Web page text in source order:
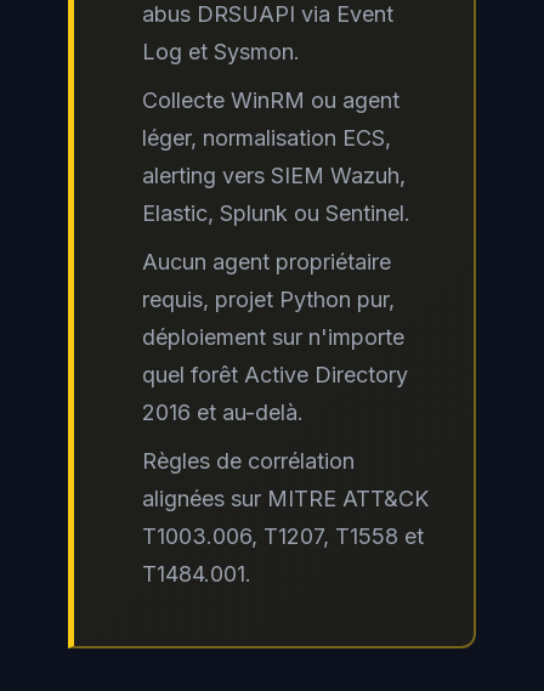
abus DRSUAPI via Event
Log et Sysmon.
Collecte WinRM ou agent
léger, normalisation ECS,
alerting vers SIEM Wazuh,
Elastic, Splunk ou Sentinel.
Aucun agent propriétaire
requis, projet Python pur,
déploiement sur n'importe
quel forêt Active Directory
2016 et au-delà.
Règles de corrélation
alignées sur MITRE ATT&CK
T1003.006, T1207, T1558 et
T1484.001.